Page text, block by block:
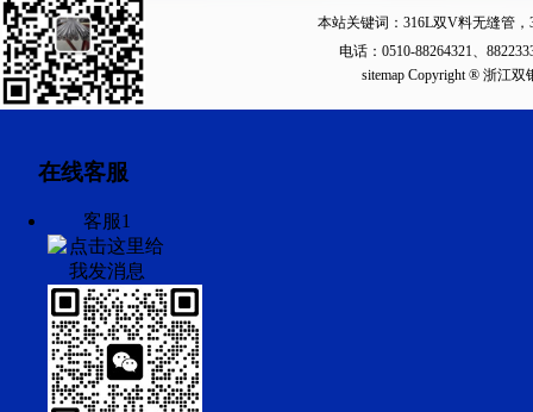
本站关键词： 316L双V料无缝管 ，
电话：0510-88264321、
sitemapCopyright ® 浙江双
在线客服
客服1